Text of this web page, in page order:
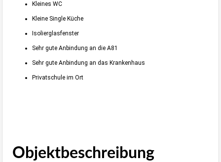
Kleines WC
Kleine Single Küche
Isolierglasfenster
Sehr gute Anbindung an die A81
Sehr gute Anbindung an das Krankenhaus
Privatschule im Ort
Objektbeschreibung